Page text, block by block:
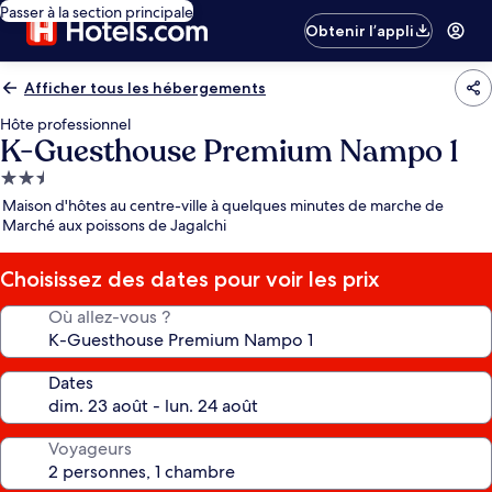
Passer à la section principale
Obtenir l’appli
Afficher tous les hébergements
Hôte professionnel
K-Guesthouse Premium Nampo 1
Hébergement
2.5 étoiles
Maison d'hôtes au centre-ville à quelques minutes de marche de
Marché aux poissons de Jagalchi
Choisissez des dates pour voir les prix
Où allez-vous ?
Dates
Voyageurs